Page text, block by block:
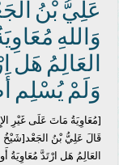
عَلِيُّ بْنُ
وَاللهِ
العَالِمُ هَل
وَلَمْ يُسْلِم
[مُعَاوِيَةُ مَاتَ عَلَى غَيْرِ
قَالَ عَلِيُّ بْنُ الجَعْد[شَيْخُ
العَالِمُ هَل ارْتَدَّ مُعَاوِيَةُ